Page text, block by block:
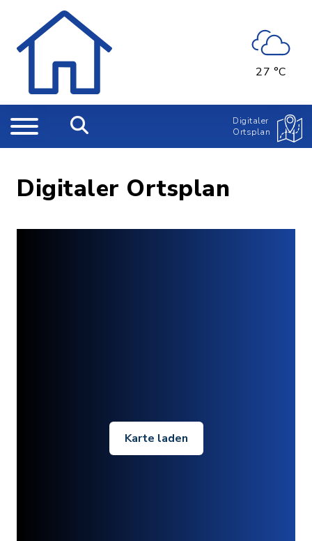
27 °C
Digitaler
Ortsplan
Digitaler Ortsplan
Karte laden